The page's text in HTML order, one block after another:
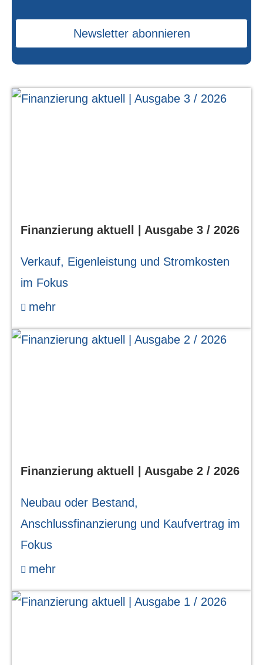
Newsletter abonnieren
Finanzierung aktuell | Ausgabe 3 / 2026
Verkauf, Eigenleistung und Stromkosten
im Fokus
mehr
Finanzierung aktuell | Ausgabe 2 / 2026
Neubau oder Bestand,
Anschlussfinanzierung und Kaufvertrag im
Fokus
mehr